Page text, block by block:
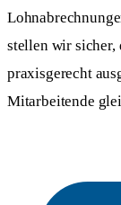
stellen wir sicher,
praxisgerecht
Mitarbeitende